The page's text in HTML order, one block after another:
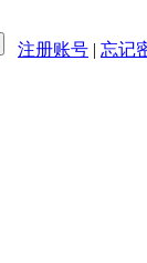
注册账号 | 忘记